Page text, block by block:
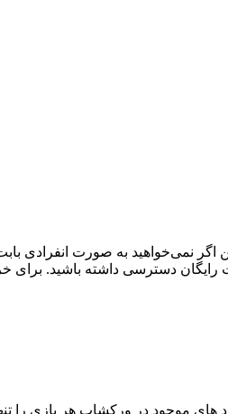
نمی‌خواهید به صورت انفرادی
دسترسی داشته باشید. برای
های موجود در ورکشاپ هر بازی را